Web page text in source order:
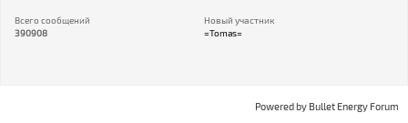
Всего сообщений
390908
Новый участник
=Tomas=
Powered by Bullet Energy Forum